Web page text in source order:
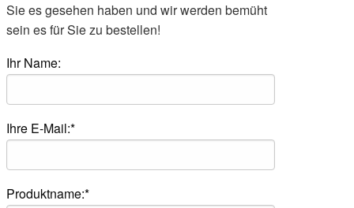
Sie es gesehen haben und wir werden bemüht
sein es für Sie zu bestellen!
Ihr Name:
Ihre E-Mail:*
Produktname:*